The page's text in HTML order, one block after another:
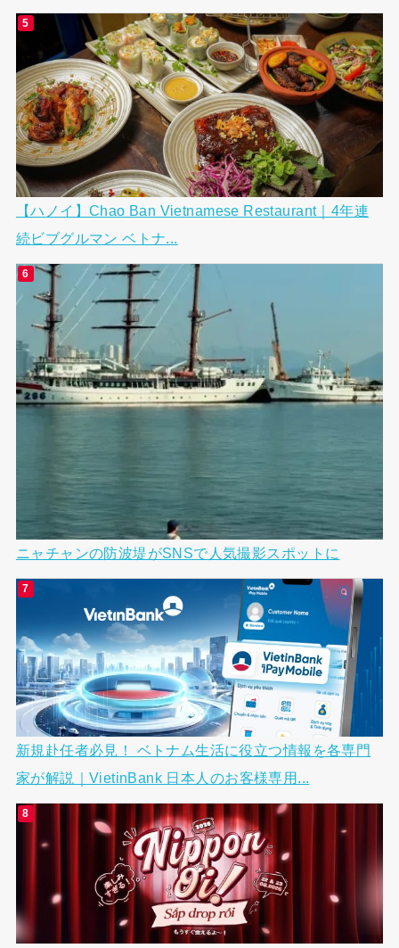
【ハノイ】Chao Ban Vietnamese Restaurant｜4年連
続ビブグルマン ベトナ...
ニャチャンの防波堤がSNSで人気撮影スポットに
新規赴任者必見！ ベトナム生活に役立つ情報を各専門
家が解説｜VietinBank 日本人のお客様専用...